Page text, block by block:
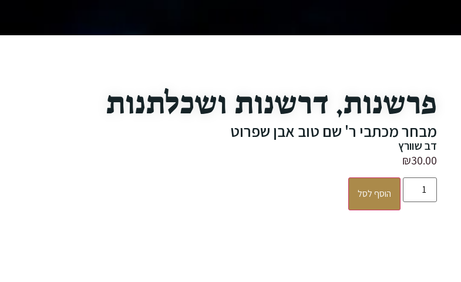
פרשנות, דרשנות ושכלתנות
מבחר מכתבי ר' שם טוב אבן שפרוט
דב שוורץ
₪30.00
הוסף לסל